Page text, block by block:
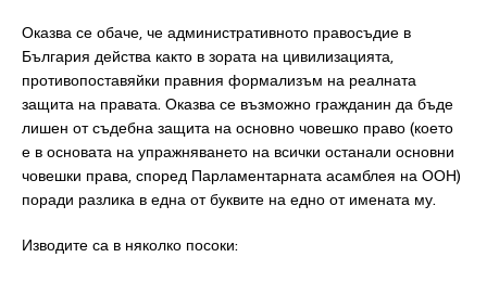
Оказва се обаче, че административното правосъдие в
България действа както в зората на цивилизацията,
противопоставяйки правния формализъм на реалната
защита на правата. Оказва се възможно гражданин да бъде
лишен от съдебна защита на основно човешко право (което
е в основата на упражняването на всички останали основни
човешки права, според Парламентарната асамблея на ООН)
поради разлика в една от буквите на едно от имената му.
Изводите са в няколко посоки: